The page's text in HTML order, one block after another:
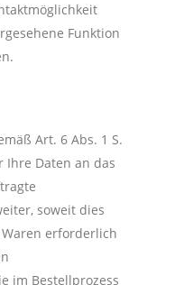
Funktion
Art. 6 Abs. 1 S.
Ihre Daten an das
soweit dies
erforderlich
im Bestellprozess